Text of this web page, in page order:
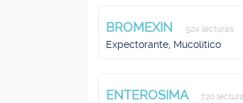
BROMEXIN 924 lecturas
Expectorante, Mucolítico
ENTEROSIMA 720